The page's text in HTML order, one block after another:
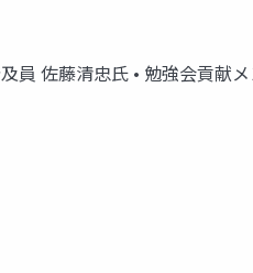
佐藤清忠氏 • 勉強会貢献メ